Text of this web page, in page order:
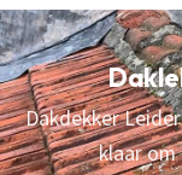
Dakdekker
klaar om